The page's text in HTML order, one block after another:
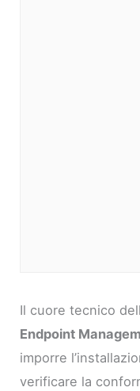
Il cuore tecnico
Endpoint
imporre
verificare la